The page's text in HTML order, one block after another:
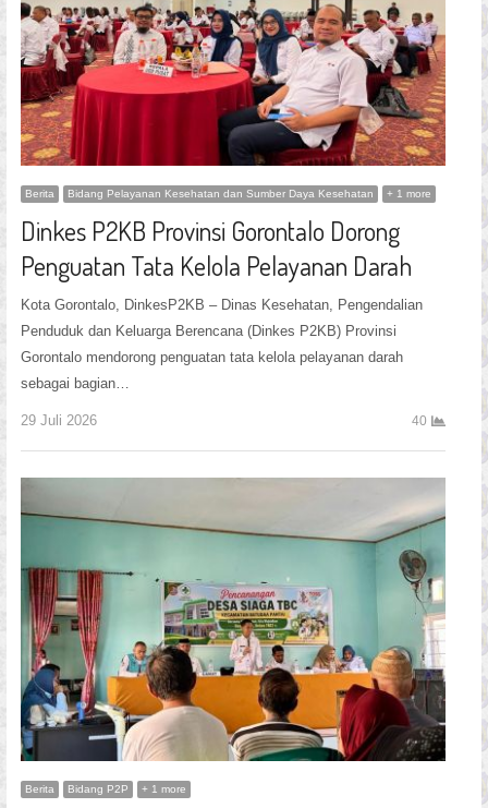
Berita Bidang Pelayanan Kesehatan dan Sumber Daya Kesehatan + 1 more
Dinkes P2KB Provinsi Gorontalo Dorong
Penguatan Tata Kelola Pelayanan Darah
Kota Gorontalo, DinkesP2KB – Dinas Kesehatan, Pengendalian
Penduduk dan Keluarga Berencana (Dinkes P2KB) Provinsi
Gorontalo mendorong penguatan tata kelola pelayanan darah
sebagai bagian…
29 Juli 2026 40
Berita Bidang P2P + 1 more